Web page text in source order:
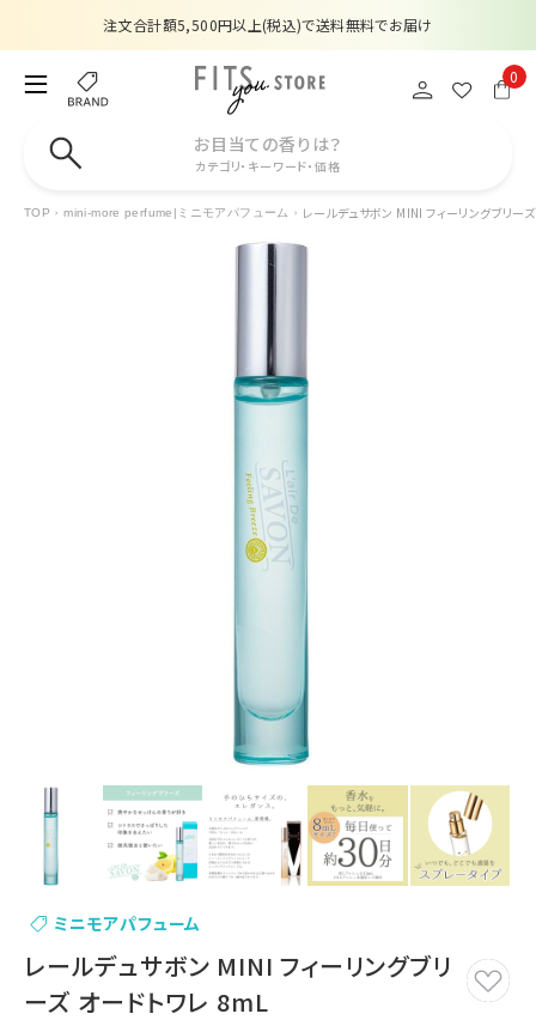
注文合計額5,500円以上(税込)で送料無料でお届け
夏季休業のお知らせ
【数量限定】購入金額6,000円(税込)以上で香水サンプルプレゼント
注文合計額5,500円以上(税込)で送料無料でお届け
0
お目当ての香りは？
カテゴリ・キーワード・価格
TOP mini-more perfume|ミニモアパフューム レールデュサボン MINI フィーリングブリー
ミニモアパフューム
レールデュサボン MINI フィーリングブリ
ーズ オードトワレ 8mL